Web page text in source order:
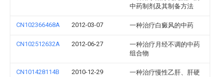
中药制剂及其制备方法
CN102366468A 2012-03-07 一种治疗白癜风的中药
CN102512632A 2012-06-27
一种治疗月经不调的中药
组合物
CN101428114B 2010-12-29
一种治疗慢性乙肝、肝硬